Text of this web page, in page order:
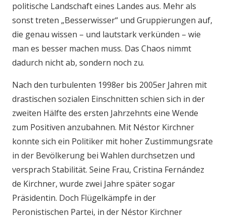
politische Landschaft eines Landes aus. Mehr als
sonst treten „Besserwisser“ und Gruppierungen auf,
die genau wissen – und lautstark verkünden – wie
man es besser machen muss. Das Chaos nimmt
dadurch nicht ab, sondern noch zu.
Nach den turbulenten 1998er bis 2005er Jahren mit
drastischen sozialen Einschnitten schien sich in der
zweiten Hälfte des ersten Jahrzehnts eine Wende
zum Positiven anzubahnen. Mit Néstor Kirchner
konnte sich ein Politiker mit hoher Zustimmungsrate
in der Bevölkerung bei Wahlen durchsetzen und
versprach Stabilität. Seine Frau, Cristina Fernández
de Kirchner, wurde zwei Jahre später sogar
Präsidentin. Doch Flügelkämpfe in der
Peronistischen Partei, in der Néstor Kirchner